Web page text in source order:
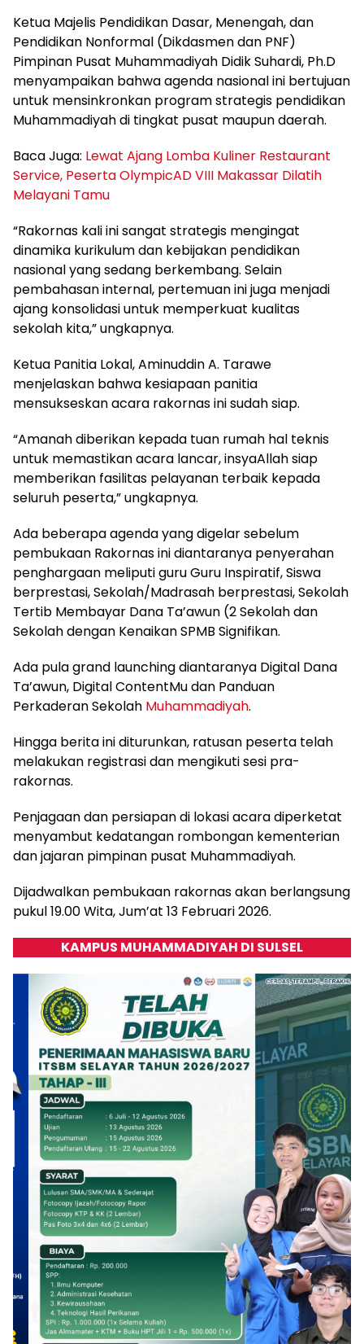
Ketua Majelis Pendidikan Dasar, Menengah, dan
Pendidikan Nonformal (Dikdasmen dan PNF)
Pimpinan Pusat Muhammadiyah Didik Suhardi, Ph.D
menyampaikan bahwa agenda nasional ini bertujuan
untuk mensinkronkan program strategis pendidikan
Muhammadiyah di tingkat pusat maupun daerah.
Baca Juga: Lewat Ajang Lomba Kuliner Restaurant
Service, Peserta OlympicAD VIII Makassar Dilatih
Melayani Tamu
“Rakornas kali ini sangat strategis mengingat
dinamika kurikulum dan kebijakan pendidikan
nasional yang sedang berkembang. Selain
pembahasan internal, pertemuan ini juga menjadi
ajang konsolidasi untuk memperkuat kualitas
sekolah kita,” ungkapnya.
Ketua Panitia Lokal, Aminuddin A. Tarawe
menjelaskan bahwa kesiapaan panitia
mensukseskan acara rakornas ini sudah siap.
“Amanah diberikan kepada tuan rumah hal teknis
untuk memastikan acara lancar, insyaAllah siap
memberikan fasilitas pelayanan terbaik kepada
seluruh peserta,” ungkapnya.
Ada beberapa agenda yang digelar sebelum
pembukaan Rakornas ini diantaranya penyerahan
penghargaan meliputi guru Guru Inspiratif, Siswa
berprestasi, Sekolah/Madrasah berprestasi, Sekolah
Tertib Membayar Dana Ta’awun (2 Sekolah dan
Sekolah dengan Kenaikan SPMB Signifikan.
Ada pula grand launching diantaranya Digital Dana
Ta’awun, Digital ContentMu dan Panduan
Perkaderan Sekolah Muhammadiyah.
Hingga berita ini diturunkan, ratusan peserta telah
melakukan registrasi dan mengikuti sesi pra-
rakornas.
Penjagaan dan persiapan di lokasi acara diperketat
menyambut kedatangan rombongan kementerian
dan jajaran pimpinan pusat Muhammadiyah.
Dijadwalkan pembukaan rakornas akan berlangsung
pukul 19.00 Wita, Jum’at 13 Februari 2026.
KAMPUS MUHAMMADIYAH DI SULSEL